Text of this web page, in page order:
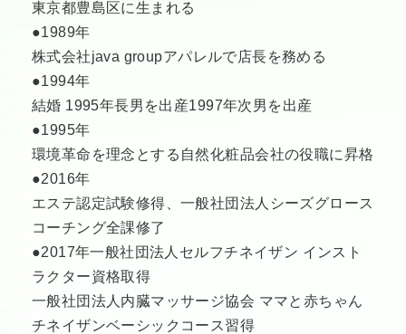
東京都豊島区に生まれる
●1989年
株式会社java groupアパレルで店長を務める
●1994年
結婚 1995年長男を出産1997年次男を出産
●1995年
環境革命を理念とする自然化粧品会社の役職に昇格
●2016年
エステ認定試験修得、一般社団法人シーズグロース
コーチング全課修了
●2017年一般社団法人セルフチネイザン インスト
ラクター資格取得
一般社団法人内臓マッサージ協会 ママと赤ちゃん
チネイザンベーシックコース習得